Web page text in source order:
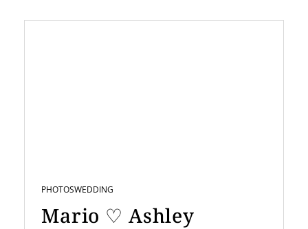
PHOTOSWEDDING
Mario ♡ Ashley